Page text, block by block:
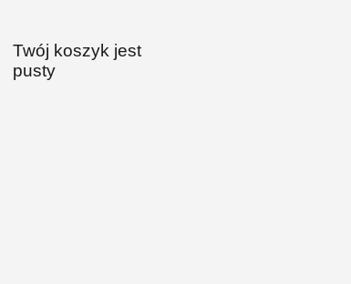
Twój koszyk jest
pusty